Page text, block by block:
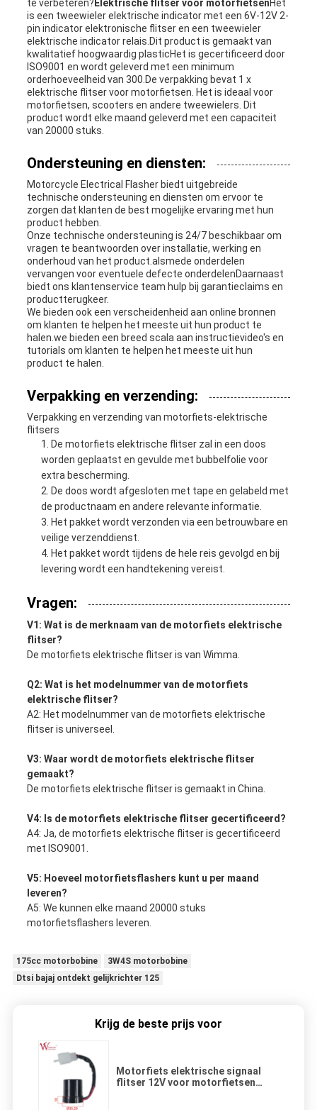
te verbeteren? Elektrische flitser voor motorfietsenHet
is een tweewieler elektrische indicator met een 6V-12V 2-
pin indicator elektronische flitser en een tweewieler
elektrische indicator relais.Dit product is gemaakt van
kwalitatief hoogwaardig plasticHet is gecertificeerd door
ISO9001 en wordt geleverd met een minimum
orderhoeveelheid van 300.De verpakking bevat 1 x
elektrische flitser voor motorfietsen. Het is ideaal voor
motorfietsen, scooters en andere tweewielers. Dit
product wordt elke maand geleverd met een capaciteit
van 20000 stuks.
Ondersteuning en diensten:
Motorcycle Electrical Flasher biedt uitgebreide
technische ondersteuning en diensten om ervoor te
zorgen dat klanten de best mogelijke ervaring met hun
product hebben.
Onze technische ondersteuning is 24/7 beschikbaar om
vragen te beantwoorden over installatie, werking en
onderhoud van het product.alsmede onderdelen
vervangen voor eventuele defecte onderdelenDaarnaast
biedt ons klantenservice team hulp bij garantieclaims en
productterugkeer.
We bieden ook een verscheidenheid aan online bronnen
om klanten te helpen het meeste uit hun product te
halen.we bieden een breed scala aan instructievideo's en
tutorials om klanten te helpen het meeste uit hun
product te halen.
Verpakking en verzending:
Verpakking en verzending van motorfiets-elektrische
flitsers
De motorfiets elektrische flitser zal in een doos
worden geplaatst en gevulde met bubbelfolie voor
extra bescherming.
De doos wordt afgesloten met tape en gelabeld met
de productnaam en andere relevante informatie.
Het pakket wordt verzonden via een betrouwbare en
veilige verzenddienst.
Het pakket wordt tijdens de hele reis gevolgd en bij
levering wordt een handtekening vereist.
Vragen:
V1: Wat is de merknaam van de motorfiets elektrische
flitser?
De motorfiets elektrische flitser is van Wimma.
Q2: Wat is het modelnummer van de motorfiets
elektrische flitser?
A2: Het modelnummer van de motorfiets elektrische
flitser is universeel.
V3: Waar wordt de motorfiets elektrische flitser
gemaakt?
De motorfiets elektrische flitser is gemaakt in China.
V4: Is de motorfiets elektrische flitser gecertificeerd?
A4: Ja, de motorfiets elektrische flitser is gecertificeerd
met ISO9001.
V5: Hoeveel motorfietsflashers kunt u per maand
leveren?
A5: We kunnen elke maand 20000 stuks
motorfietsflashers leveren.
175cc motorbobine
3W4S motorbobine
Dtsi bajaj ontdekt gelijkrichter 125
Krijg de beste prijs voor
Motorfiets elektrische signaal
flitser 12V voor motorfietsen